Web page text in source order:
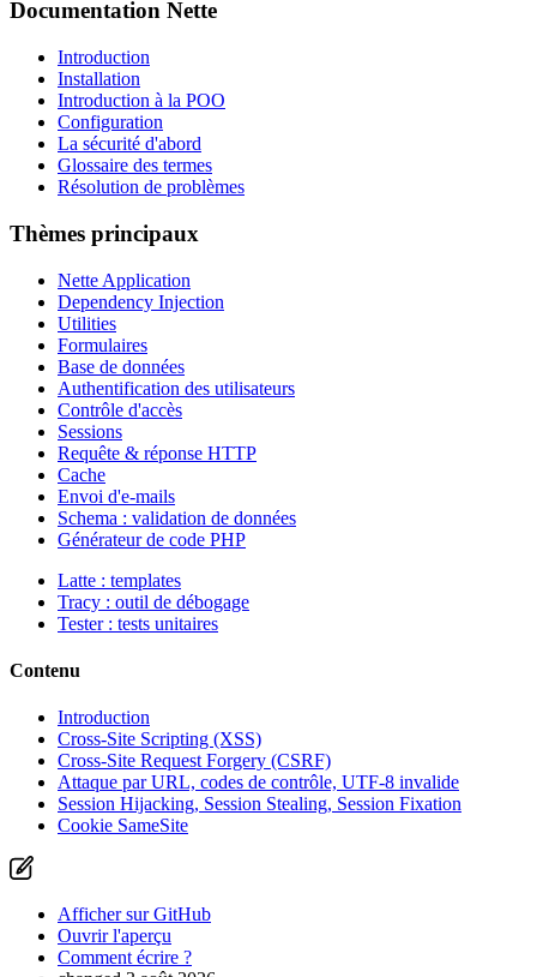
Vous avez trouvé un problème sur cette page ?
Afficher sur GitHub
Ouvrir l'aperçu
Signaler un problème avec cette page sur GitHub
Documentation Nette
Introduction
Installation
Introduction à la POO
Configuration
La sécurité d'abord
Glossaire des termes
Résolution de problèmes
Thèmes principaux
Nette Application
Dependency Injection
Utilities
Formulaires
Base de données
Authentification des utilisateurs
Contrôle d'accès
Sessions
Requête & réponse HTTP
Cache
Envoi d'e-mails
Schema : validation de données
Générateur de code PHP
Latte : templates
Tracy : outil de débogage
Tester : tests unitaires
Contenu
Introduction
Cross-Site Scripting (XSS)
Cross-Site Request Forgery (CSRF)
Attaque par URL, codes de contrôle, UTF-8 invalide
Session Hijacking, Session Stealing, Session Fixation
Cookie SameSite
Afficher sur GitHub
Ouvrir l'aperçu
Comment écrire ?